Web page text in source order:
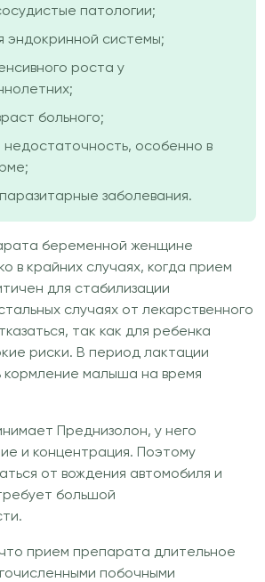
патологии;
эндокринной системы;
роста у
больного;
недостаточность, особенно в
заболевания.
беременной женщине
в крайних случаях, когда прием
для стабилизации
случаях от лекарственного
так как для ребенка
риски. В период лактации
кормление малыша на время
Преднизолон, у него
и концентрация. Поэтому
от вождения автомобиля и
большой
прием препарата длительное
побочными